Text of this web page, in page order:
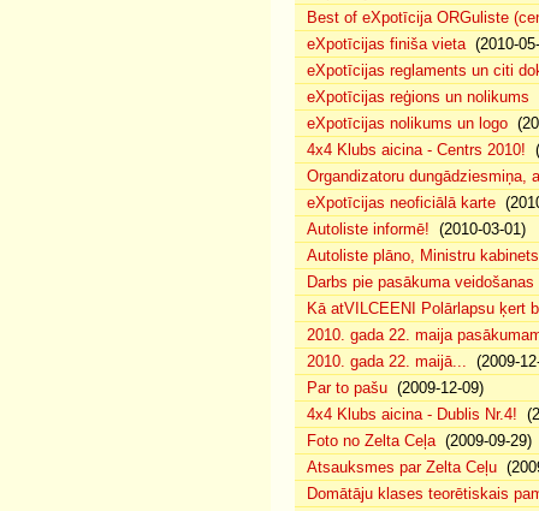
Best of eXpotīcija ORGuliste
eXpotīcijas finiša vieta(2010-
eXpotīcijas reglaments un citi
eXpotīcijas reģions un nolikums
eXpotīcijas nolikums un logo
4x4 Klubs aicina - Centrs 2010!
Organdizatoru dungādziesmiņa,
eXpotīcijas neoficiālā karte
Autoliste informē! (2010-03-01)
Autoliste plāno, Ministru
Darbs pie pasākuma
Kā atVILCEENI Polārlapsu ķert
2010. gada 22. maija
2010. gada 22. maijā... (2009-
Par to pašu (2009-12-09)
4x4 Klubs aicina - Dublis Nr.4!
Foto no Zelta Ceļa(2009-09-29)
Atsauksmes par Zelta Ceļu
Domātāju klases teorētiskais